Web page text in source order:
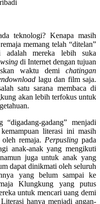
teknologi? Kenapa masih
memang telah “ditelan”
adalah mereka lebih suka
di Internet dengan tujuan
waktu demi chatingan
lagu dan film saja.
satu sarana membaca di
akan lebih terfokus untuk
“digadang-gadang” menjadi
literasi ini masih
remaja. Perpuslingpada
anak-anak yang mengikuti
juga untuk anak yang
dapat dinikmati oleh seluruh
yang belum sampai ke
Klungkung yang putus
untuk mencari uang demi
hanya menjadi angan-